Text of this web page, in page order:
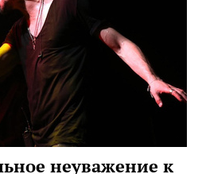
неуважение к